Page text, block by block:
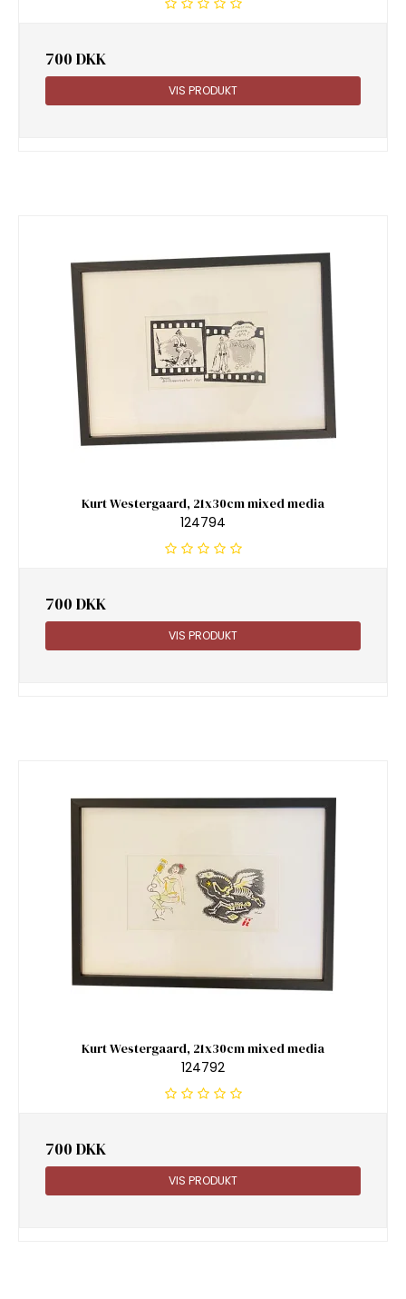
700 DKK
VIS PRODUKT
Kurt Westergaard, 21x30cm mixed media
124794
700 DKK
VIS PRODUKT
Kurt Westergaard, 21x30cm mixed media
124792
700 DKK
VIS PRODUKT